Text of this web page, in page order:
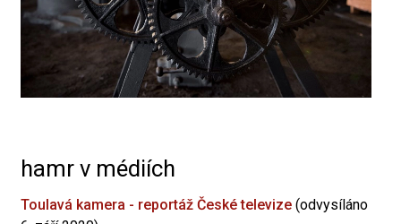
hamr v médiích
Toulavá kamera - reportáž České televize (odvysíláno